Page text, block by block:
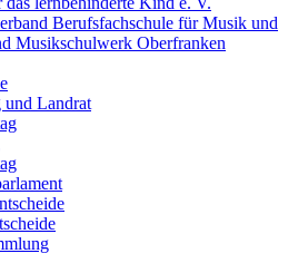
Berufsfachschule für Musik und
Musikschulwerk Oberfranken
und Landrat